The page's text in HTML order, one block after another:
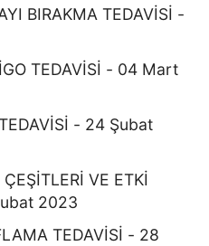
BIRAKMA TEDAVİSİ -
TEDAVİSİ - 04 Mart
- 24 Şubat
VE ETKİ
2023
TEDAVİSİ - 28